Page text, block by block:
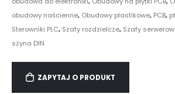
obudowy naścienne, Obudowy plastikowe, PCB,
Sterowniki PLC, Szafy rozdzielcze, Szafy
szyna DIN
ZAPYTAJ O PRODUKT